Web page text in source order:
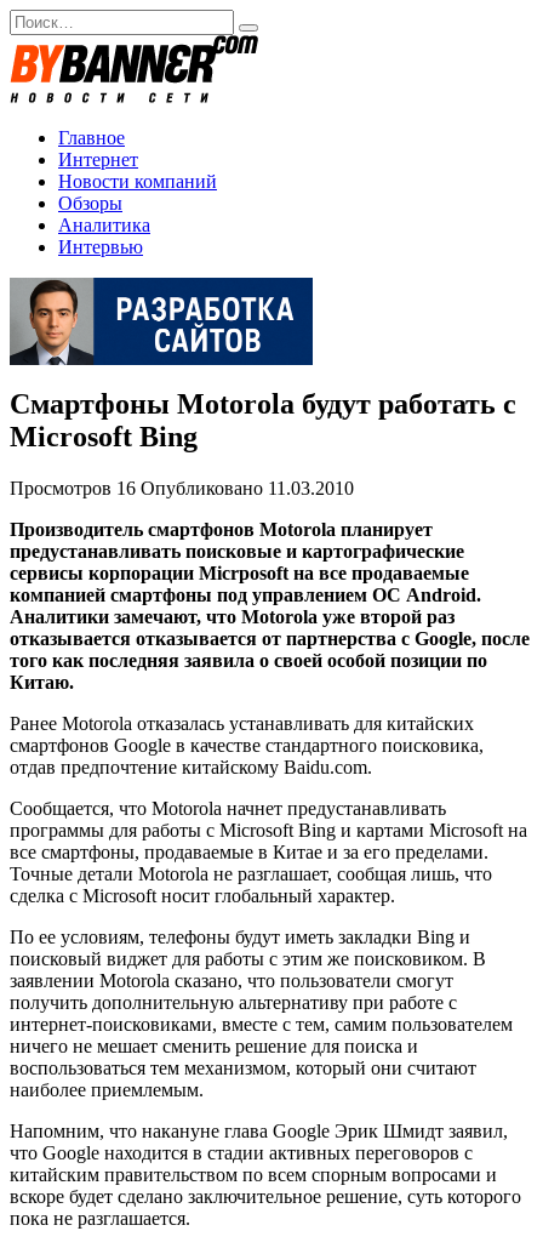
Перейти
к
содержанию
Search
for:
Главное
Интернет
Новости компаний
Обзоры
Аналитика
Интервью
Смартфоны Motorola будут работать с
Microsoft Bing
Просмотров 16 Опубликовано 11.03.2010
Производитель смартфонов Motorola планирует
предустанавливать поисковые и картографические
сервисы корпорации Micrposoft на все продаваемые
компанией смартфоны под управлением ОС Android.
Аналитики замечают, что Motorola уже второй раз
отказывается отказывается от партнерства с Google, после
того как последняя заявила о своей особой позиции по
Китаю.
Ранее Motorola отказалась устанавливать для китайских
смартфонов Google в качестве стандартного поисковика,
отдав предпочтение китайскому Baidu.com.
Сообщается, что Motorola начнет предустанавливать
программы для работы с Microsoft Bing и картами Microsoft на
все смартфоны, продаваемые в Китае и за его пределами.
Точные детали Motorola не разглашает, сообщая лишь, что
сделка с Microsoft носит глобальный характер.
По ее условиям, телефоны будут иметь закладки Bing и
поисковый виджет для работы с этим же поисковиком. В
заявлении Motorola сказано, что пользователи смогут
получить дополнительную альтернативу при работе с
интернет-поисковиками, вместе с тем, самим пользователем
ничего не мешает сменить решение для поиска и
воспользоваться тем механизмом, который они считают
наиболее приемлемым.
Напомним, что накануне глава Google Эрик Шмидт заявил,
что Google находится в стадии активных переговоров с
китайским правительством по всем спорным вопросами и
вскоре будет сделано заключительное решение, суть которого
пока не разглашается.